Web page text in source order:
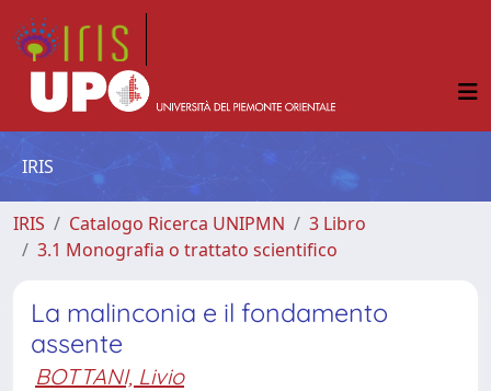
IRIS
IRIS Catalogo Ricerca UNIPMN
3 Libro
3.1 Monografia o trattato scientifico
La malinconia e il fondamento
assente
BOTTANI, Livio